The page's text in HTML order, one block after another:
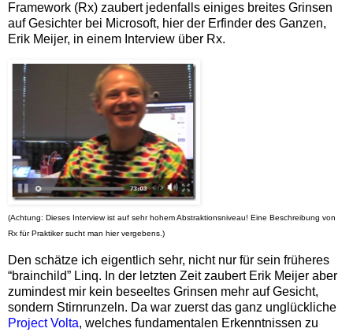
Framework (Rx) zaubert jedenfalls einiges breites Grinsen
auf Gesichter bei Microsoft, hier der Erfinder des Ganzen,
Erik Meijer, in einem Interview über Rx.
(Achtung: Dieses Interview ist auf sehr hohem Abstraktionsniveau! Eine Beschreibung von
Rx für Praktiker sucht man hier vergebens.)
Den schätze ich eigentlich sehr, nicht nur für sein früheres
“brainchild” Linq. In der letzten Zeit zaubert Erik Meijer aber
zumindest mir kein beseeltes Grinsen mehr auf Gesicht,
sondern Stirnrunzeln. Da war zuerst das ganz unglückliche
Project Volta, welches fundamentalen Erkenntnissen zu